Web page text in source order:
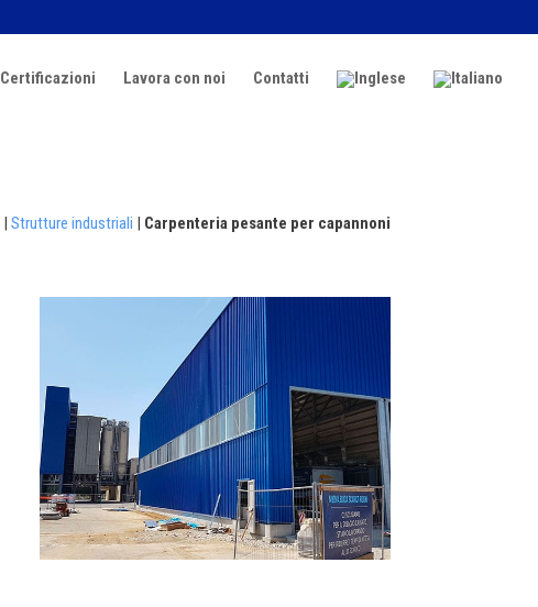
Certificazioni Lavora con noi Contatti
| Strutture industriali | Carpenteria pesante per capannoni